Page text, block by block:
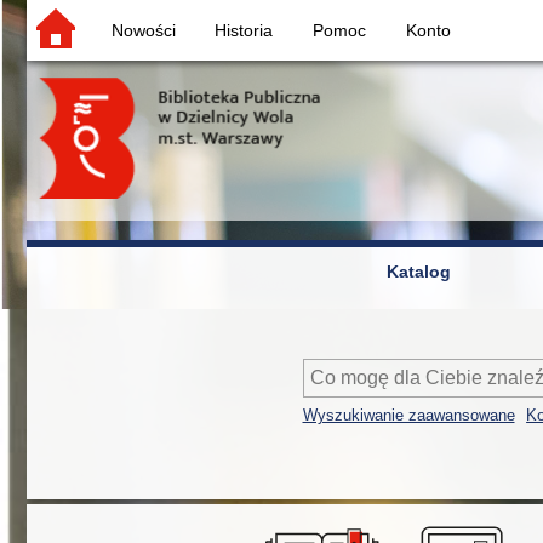
Nowości Historia Pomoc Konto
Katalog
Wyszukiwanie zaawansowane